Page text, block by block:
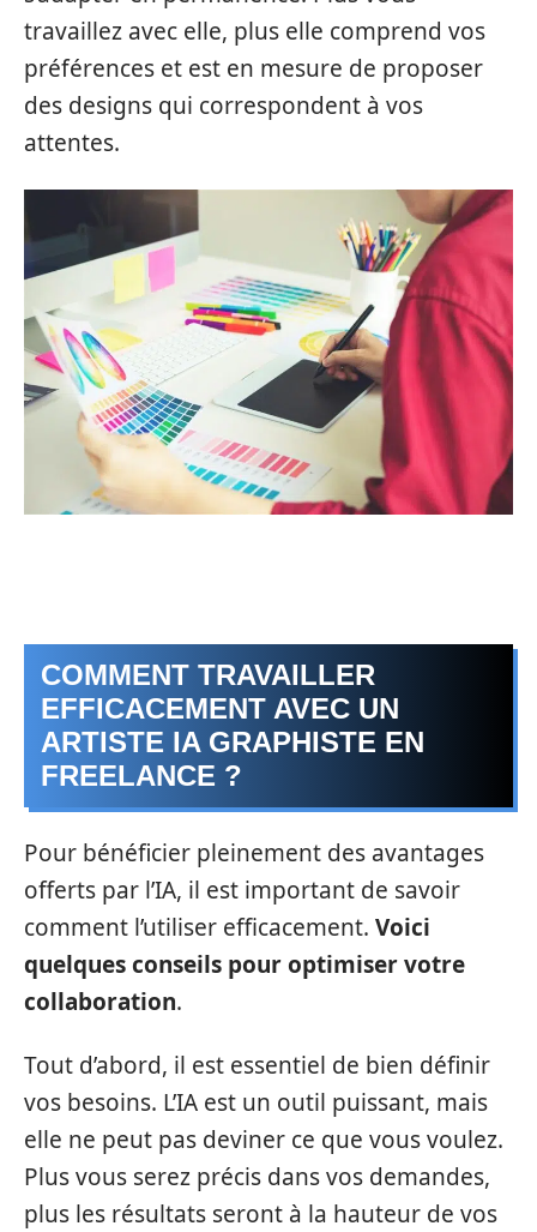
travaillez avec elle, plus elle comprend vos
préférences et est en mesure de proposer
des designs qui correspondent à vos
attentes.
COMMENT TRAVAILLER
EFFICACEMENT AVEC UN
ARTISTE IA GRAPHISTE EN
FREELANCE ?
Pour bénéficier pleinement des avantages
offerts par l’IA, il est important de savoir
comment l’utiliser efficacement. Voici
quelques conseils pour optimiser votre
collaboration.
Tout d’abord, il est essentiel de bien définir
vos besoins. L’IA est un outil puissant, mais
elle ne peut pas deviner ce que vous voulez.
Plus vous serez précis dans vos demandes,
plus les résultats seront à la hauteur de vos